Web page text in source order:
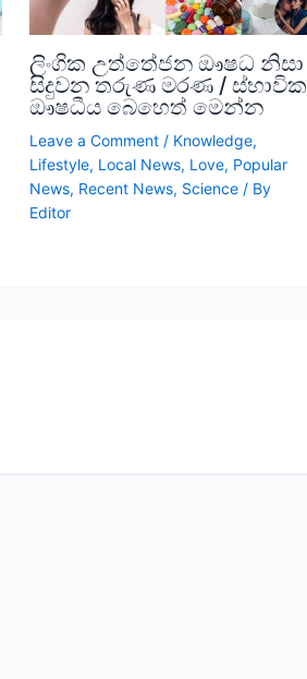
ලිංගික උත්තේජන ඖෂධ නිසා
සිදුවන තරුණ මරණ / ස්භාවික
ඖෂධීය බෙහෙත් මෙන්න
Leave a Comment / Knowledge,
Lifestyle, Local News, Love, Popular
News, Recent News, Science/ By
Editor